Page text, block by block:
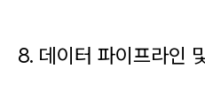
8. 데이터 파이프라인